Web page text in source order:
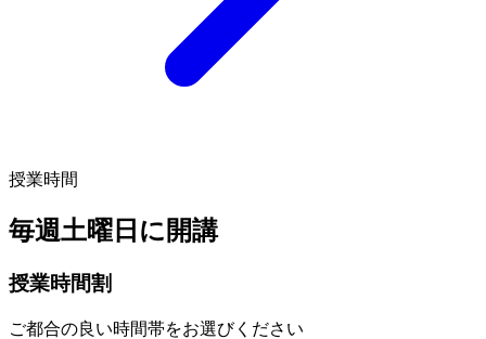
授業時間
毎週土曜日 に開講
授業時間割
ご都合の良い時間帯をお選びください